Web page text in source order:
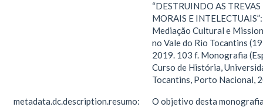
“DESTRUINDO AS
MORAIS E
Mediação Cultural e
no Vale do Rio Tocantins
2019. 103 f. Monografia
Curso de História,
Tocantins, Porto Nacional,
metadata.dc.description.resumo:
O objetivo desta